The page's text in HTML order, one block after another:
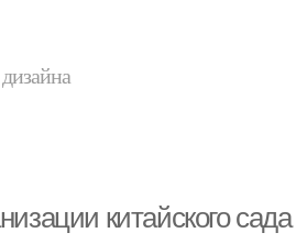
китайского сада